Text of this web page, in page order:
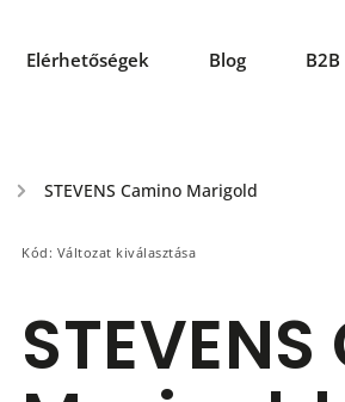
Elérhetőségek Blog B2B
/ STEVENS Camino Marigold
Kód: Változat kiválasztása